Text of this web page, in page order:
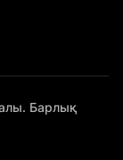
Барлық